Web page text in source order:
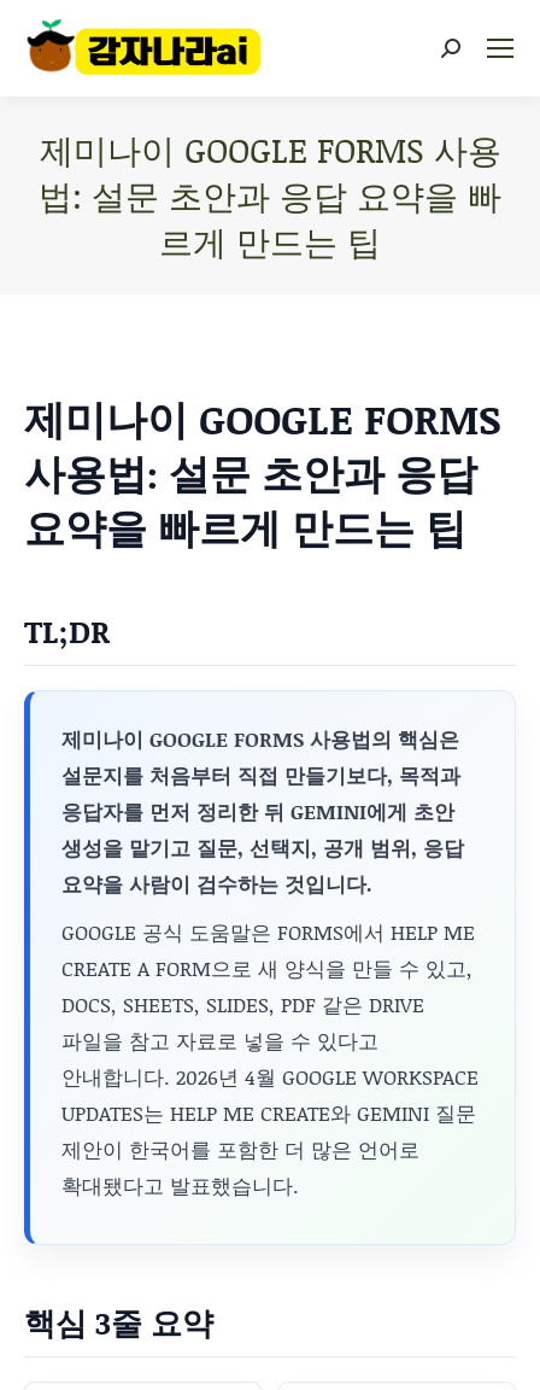
제미나이 GOOGLE FORMS 사용
법: 설문 초안과 응답 요약을 빠
르게 만드는 팁
제미나이 GOOGLE FORMS
사용법: 설문 초안과 응답
요약을 빠르게 만드는 팁
TL;DR
제미나이 GOOGLE FORMS 사용법의 핵심은
설문지를 처음부터 직접 만들기보다, 목적과
응답자를 먼저 정리한 뒤 GEMINI에게 초안
생성을 맡기고 질문, 선택지, 공개 범위, 응답
요약을 사람이 검수하는 것입니다.
GOOGLE 공식 도움말은 FORMS에서 HELP ME
CREATE A FORM으로 새 양식을 만들 수 있고,
DOCS, SHEETS, SLIDES, PDF 같은 DRIVE
파일을 참고 자료로 넣을 수 있다고
안내합니다. 2026년 4월 GOOGLE WORKSPACE
UPDATES는 HELP ME CREATE와 GEMINI 질문
제안이 한국어를 포함한 더 많은 언어로
확대됐다고 발표했습니다.
핵심 3줄 요약